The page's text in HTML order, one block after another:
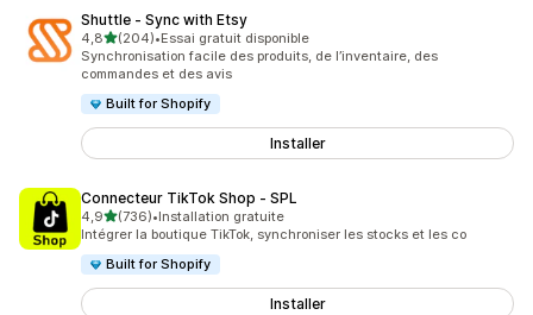
Shuttle ‑ Sync with Etsy
4,8étoile(s) sur 5
(204)
204 avis au total
•Essai gratuit disponible
Synchronisation facile des produits, de l’inventaire, des
commandes et des avis
Built for Shopify
Installer
Connecteur TikTok Shop ‑ SPL
4,9étoile(s) sur 5
(736)
736 avis au total
•Installation gratuite
Intégrer la boutique TikTok, synchroniser les stocks et les co
Built for Shopify
Installer